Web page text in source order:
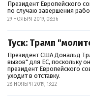
Президент Европейского
по случаю завершения
29 НОЯБРЯ 2019, 08:36
Туск: Трамп
Президент США Дональд
вызов" для ЕС, поскольку
президент Европейского
уходит в отставку.
28 НОЯБРЯ 2019, 13:22